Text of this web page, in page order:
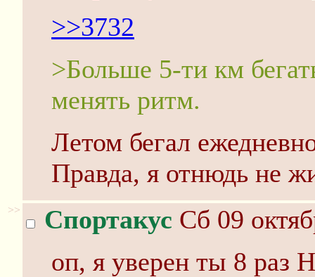
>>3732
>Больше 5-ти км
менять ритм.
Летом бегал
Правда, я отнюдь не
>> Спортакус Сб 09
оп, я уверен ты 8 раз